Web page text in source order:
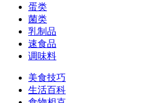
蛋类
菌类
乳制品
速食品
调味料
美食技巧
生活百科